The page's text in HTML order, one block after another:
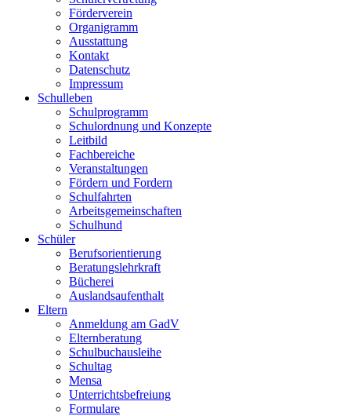
Förderverein
Organigramm
Ausstattung
Kontakt
Datenschutz
Impressum
Schulleben
Schulprogramm
Schulordnung und Konzepte
Leitbild
Fachbereiche
Veranstaltungen
Fördern und Fordern
Schulfahrten
Arbeitsgemeinschaften
Schulhund
Schüler
Berufsorientierung
Beratungslehrkraft
Bücherei
Auslandsaufenthalt
Eltern
Anmeldung am GadV
Elternberatung
Schulbuchausleihe
Schultag
Mensa
Unterrichtsbefreiung
Formulare